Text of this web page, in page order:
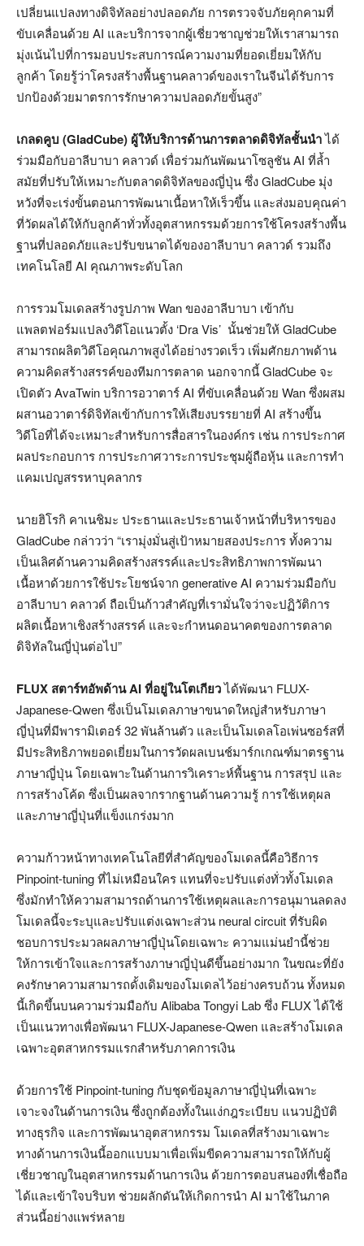
เปลี่ยนแปลงทางดิจิทัลอย่างปลอดภัย การตรวจจับภัยคุกคามที่
ขับเคลื่อนด้วย AI และบริการจากผู้เชี่ยวชาญช่วยให้เราสามารถ
มุ่งเน้นไปที่การมอบประสบการณ์ความงามที่ยอดเยี่ยมให้กับ
ลูกค้า โดยรู้ว่าโครงสร้างพื้นฐานคลาวด์ของเราในจีนได้รับการ
ปกป้องด้วยมาตรการรักษาความปลอดภัยขั้นสูง”
เกลดคูบ (GladCube) ผู้ให้บริการด้านการตลาดดิจิทัลชั้นนำได้
ร่วมมือกับอาลีบาบา คลาวด์ เพื่อร่วมกันพัฒนาโซลูชัน AI ที่ล้ำ
สมัยที่ปรับให้เหมาะกับตลาดดิจิทัลของญี่ปุ่น ซึ่ง GladCube มุ่ง
หวังที่จะเร่งขั้นตอนการพัฒนาเนื้อหาให้เร็วขึ้น และส่งมอบคุณค่า
ที่วัดผลได้ให้กับลูกค้าทั่วทั้งอุตสาหกรรมด้วยการใช้โครงสร้างพื้น
ฐานที่ปลอดภัยและปรับขนาดได้ของอาลีบาบา คลาวด์ รวมถึง
เทคโนโลยี AI คุณภาพระดับโลก
การรวมโมเดลสร้างรูปภาพ Wan ของอาลีบาบา เข้ากับ
แพลตฟอร์มแปลงวิดีโอแนวตั้ง ‘Dra Vis’ นั้นช่วยให้ GladCube
สามารถผลิตวิดีโอคุณภาพสูงได้อย่างรวดเร็ว เพิ่มศักยภาพด้าน
ความคิดสร้างสรรค์ของทีมการตลาด นอกจากนี้ GladCube จะ
เปิดตัว AvaTwin บริการอวาตาร์ AI ที่ขับเคลื่อนด้วย Wan ซึ่งผสม
ผสานอวาตาร์ดิจิทัลเข้ากับการให้เสียงบรรยายที่ AI สร้างขึ้น
วิดีโอที่ได้จะเหมาะสำหรับการสื่อสารในองค์กร เช่น การประกาศ
ผลประกอบการ การประกาศวาระการประชุมผู้ถือหุ้น และการทำ
แคมเปญสรรหาบุคลากร
นายฮิโรกิ คาเนชิมะ ประธานและประธานเจ้าหน้าที่บริหารของ
GladCube กล่าวว่า “เรามุ่งมั่นสู่เป้าหมายสองประการ ทั้งความ
เป็นเลิศด้านความคิดสร้างสรรค์และประสิทธิภาพการพัฒนา
เนื้อหาด้วยการใช้ประโยชน์จาก generative AI ความร่วมมือกับ
อาลีบาบา คลาวด์ ถือเป็นก้าวสำคัญที่เรามั่นใจว่าจะปฏิวัติการ
ผลิตเนื้อหาเชิงสร้างสรรค์ และจะกำหนดอนาคตของการตลาด
ดิจิทัลในญี่ปุ่นต่อไป”
FLUX สตาร์ทอัพด้าน AI ที่อยู่ในโตเกียวได้พัฒนา FLUX-
Japanese-Qwen ซึ่งเป็นโมเดลภาษาขนาดใหญ่สำหรับภาษา
ญี่ปุ่นที่มีพารามิเตอร์ 32 พันล้านตัว และเป็นโมเดลโอเพ่นซอร์สที่
มีประสิทธิภาพยอดเยี่ยมในการวัดผลเบนช์มาร์กเกณฑ์มาตรฐาน
ภาษาญี่ปุ่น โดยเฉพาะในด้านการวิเคราะห์พื้นฐาน การสรุป และ
การสร้างโค้ด ซึ่งเป็นผลจากรากฐานด้านความรู้ การใช้เหตุผล
และภาษาญี่ปุ่นที่แข็งแกร่งมาก
ความก้าวหน้าทางเทคโนโลยีที่สำคัญของโมเดลนี้คือวิธีการ
Pinpoint-tuning ที่ไม่เหมือนใคร แทนที่จะปรับแต่งทั่วทั้งโมเดล
ซึ่งมักทำให้ความสามารถด้านการใช้เหตุผลและการอนุมานลดลง
โมเดลนี้จะระบุและปรับแต่งเฉพาะส่วน neural circuit ที่รับผิด
ชอบการประมวลผลภาษาญี่ปุ่นโดยเฉพาะ ความแม่นยำนี้ช่วย
ให้การเข้าใจและการสร้างภาษาญี่ปุ่นดีขึ้นอย่างมาก ในขณะที่ยัง
คงรักษาความสามารถดั้งเดิมของโมเดลไว้อย่างครบถ้วน ทั้งหมด
นี้เกิดขึ้นบนความร่วมมือกับ Alibaba Tongyi Lab ซึ่ง FLUX ได้ใช้
เป็นแนวทางเพื่อพัฒนา FLUX-Japanese-Qwen และสร้างโมเดล
เฉพาะอุตสาหกรรมแรกสำหรับภาคการเงิน
ด้วยการใช้ Pinpoint-tuning กับชุดข้อมูลภาษาญี่ปุ่นที่เฉพาะ
เจาะจงในด้านการเงิน ซึ่งถูกต้องทั้งในแง่กฎระเบียบ แนวปฏิบัติ
ทางธุรกิจ และการพัฒนาอุตสาหกรรม โมเดลที่สร้างมาเฉพาะ
ทางด้านการเงินนี้ออกแบบมาเพื่อเพิ่มขีดความสามารถให้กับผู้
เชี่ยวชาญในอุตสาหกรรมด้านการเงิน ด้วยการตอบสนองที่เชื่อถือ
ได้และเข้าใจบริบท ช่วยผลักดันให้เกิดการนำ AI มาใช้ในภาค
ส่วนนี้อย่างแพร่หลาย